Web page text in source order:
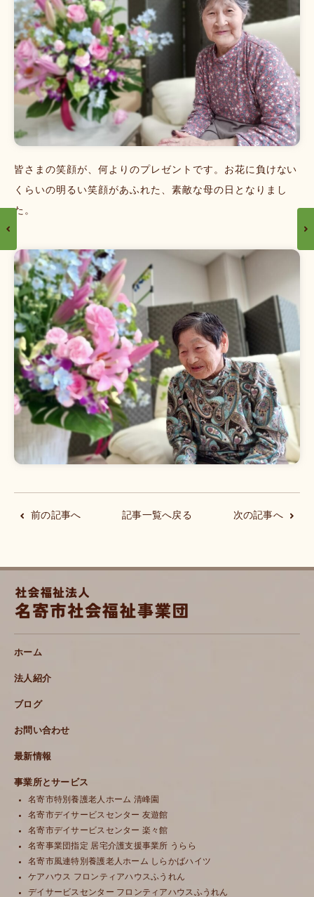
皆さまの笑顔が、何よりのプレゼントです。お花に負けない
くらいの明るい笑顔があふれた、素敵な母の日となりまし
た。
前の記事へ 記事一覧へ戻る 次の記事へ
ホーム
法人紹介
ブログ
お問い合わせ
最新情報
事業所とサービス
名寄市特別養護老人ホーム 清峰園
名寄市デイサービスセンター 友遊館
名寄市デイサービスセンター 楽々館
名寄事業団指定 居宅介護支援事業所 うらら
名寄市風連特別養護老人ホーム しらかばハイツ
ケアハウス フロンティアハウスふうれん
デイサービスセンター フロンティアハウスふうれん